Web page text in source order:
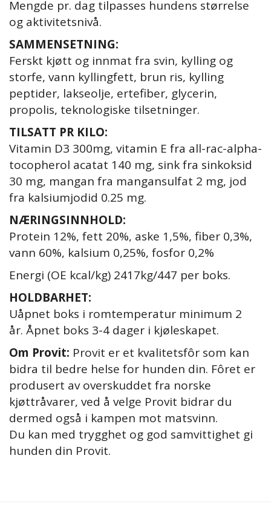
Mengde pr. dag tilpasses hundens størrelse
og aktivitetsnivå.
SAMMENSETNING:
Ferskt kjøtt og innmat fra svin, kylling og
storfe, vann kyllingfett, brun ris, kylling
peptider, lakseolje, ertefiber, glycerin,
propolis, teknologiske tilsetninger.
TILSATT PR KILO:
Vitamin D3 300mg, vitamin E fra all-rac-alpha-
tocopherol acatat 140 mg, sink fra sinkoksid
30 mg, mangan fra mangansulfat 2 mg, jod
fra kalsiumjodid 0.25 mg.
NÆRINGSINNHOLD:
Protein 12%, fett 20%, aske 1,5%, fiber 0,3%,
vann 60%, kalsium 0,25%, fosfor 0,2%
Energi (OE kcal/kg) 2417kg/447 per boks.
HOLDBARHET:
Uåpnet boks i romtemperatur minimum 2
år. Åpnet boks 3-4 dager i kjøleskapet.
Om Provit: Provit er et kvalitetsfôr som kan
bidra til bedre helse for hunden din. Fôret er
produsert av overskuddet fra norske
kjøttråvarer, ved å velge Provit bidrar du
dermed også i kampen mot matsvinn.
Du kan med trygghet og god samvittighet gi
hunden din Provit.